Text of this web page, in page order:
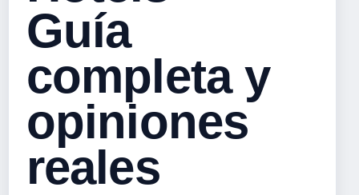
Guía
completa y
opiniones
reales